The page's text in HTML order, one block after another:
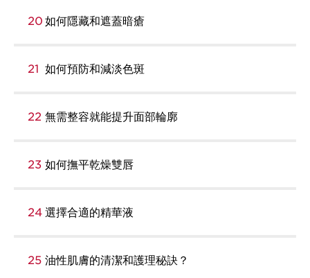
20 如何隱藏和遮蓋暗瘡
21 如何預防和減淡色斑
22 無需整容就能提升面部輪廓
23 如何撫平乾燥雙唇
24 選擇合適的精華液
25 油性肌膚的清潔和護理秘訣？